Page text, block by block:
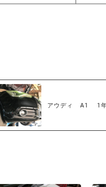
アウディ A1 1年